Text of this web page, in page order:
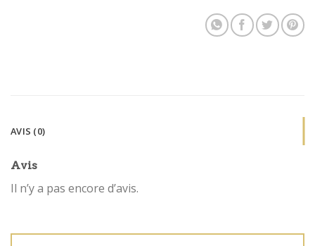
AVIS (0)
Avis
Il n’y a pas encore d’avis.